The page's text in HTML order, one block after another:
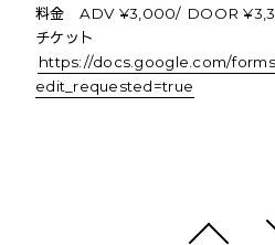
料金 ADV ¥3,000/ DOOR
チケット
https://docs.google.com/
edit_requested=true